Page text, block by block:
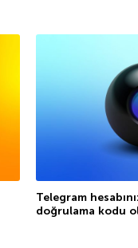
Telegram
doğrulama kodu